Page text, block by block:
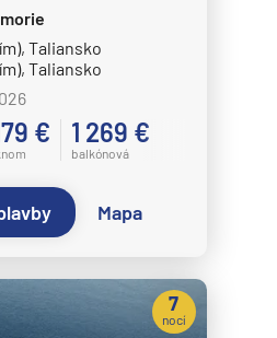
Taliansko
Taliansko
€ 1 269 €
balkónová
Mapa
7
nocí